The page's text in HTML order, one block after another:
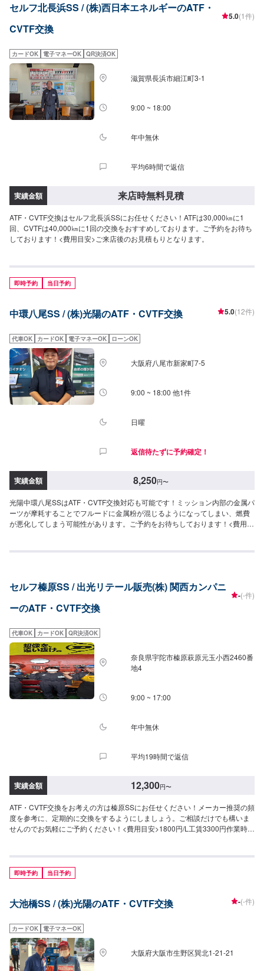
セルフ北長浜SS / (株)西日本エネルギーのATF・
CVTF交換
5.0(1件)
カードOK 電子マネーOK QR決済OK
滋賀県長浜市細江町3-1
9:00 ~ 18:00
年中無休
平均6時間で返信
実績金額 来店時無料見積
ATF・CVTF交換はセルフ北長浜SSにお任せください！ATFは30,000㎞に1
回、CVTFは40,000㎞に1回の交換をおすすめしております。ご予約をお待ち
しております！<費用目安>ご来店後のお見積もりとなります。
即時予約 当日予約
中環八尾SS / (株)光陽のATF・CVTF交換 5.0(12件)
代車OK カードOK 電子マネーOK ローンOK
大阪府八尾市新家町7-5
9:00 ~ 18:00 他1件
日曜
返信待たずに予約確定！
実績金額 8,250円〜
光陽中環八尾SSはATF・CVTF交換対応も可能です！ミッション内部の金属パ
ーツが摩耗することでフルードに金属粉が混じるようになってしまい、燃費
が悪化してしまう可能性があります。ご予約をお待ちしております！<費用に
セルフ榛原SS / 出光リテール販売(株) 関西カンパニ
ーのATF・CVTF交換
-(-件)
代車OK カードOK QR決済OK
奈良県宇陀市榛原萩原元玉小西2460番
地4
9:00 ~ 17:00
年中無休
平均19時間で返信
実績金額 12,300円〜
ATF・CVTF交換をお考えの方は榛原SSにお任せください！メーカー推奨の頻
度を参考に、定期的に交換をするようにしましょう。ご相談だけでも構いま
せんのでお気軽にご予約ください！<費用目安>1800円/L工賃3300円作業時間
即時予約 当日予約
大池橋SS / (株)光陽のATF・CVTF交換 -(-件)
カードOK 電子マネーOK
大阪府大阪市生野区巽北1-21-21